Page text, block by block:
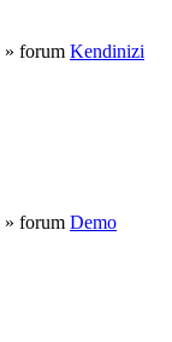
» forum Kendinizi
» forum Demo